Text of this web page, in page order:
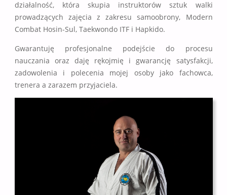
działalność, która skupia instruktorów sztuk walki
prowadzących zajęcia z zakresu samoobrony, Modern
Combat Hosin-Sul, Taekwondo ITF i Hapkido.
Gwarantuję profesjonalne podejście do procesu
nauczania oraz daję rękojmię i gwarancję satysfakcji,
zadowolenia i polecenia mojej osoby jako fachowca,
trenera a zarazem przyjaciela.